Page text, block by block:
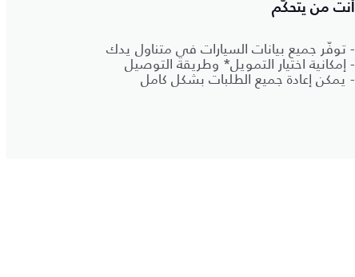
أنت من يتحكّم
- توفّر جميع بيانات السيارات في متناول يدك
- إمكانية اختيار التمويل* وطريقة التوصيل
- يمكن إعادة جميع الطلبات بشكل كامل